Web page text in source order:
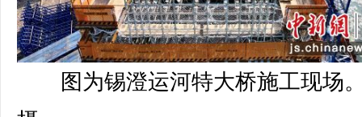
图为锡澄运河特大桥施工现场